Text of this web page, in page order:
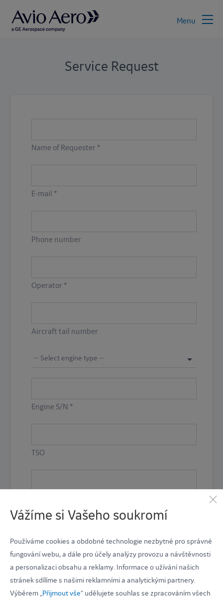
Menu
Service Request
Name of Requester *
E-mail *
Phone number
Operator *
Aircraft tail number
-- Select engine type --
Engine S/N *
TSO
Warranty claim?
Part name
Vážíme si Vašeho soukromí
Používáme cookies a obdobné technologie nezbytné pro správné
fungování webu, a dále pro účely analýzy provozu a návštěvnosti
a personalizaci obsahu a reklamy. Informace o užívání našich
stránek sdílíme s našimi reklamními a analytickými partnery.
Výběrem „Přijmout vše“ udělujete souhlas se zpracováním všech